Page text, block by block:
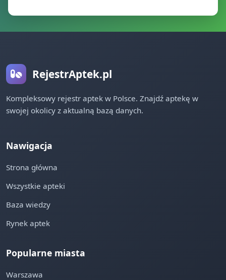
RejestrAptek.pl
Kompleksowy rejestr aptek w Polsce. Znajdź aptekę w
swojej okolicy z aktualną bazą danych.
Nawigacja
Strona główna
Wszystkie apteki
Baza wiedzy
Rynek aptek
Popularne miasta
Warszawa